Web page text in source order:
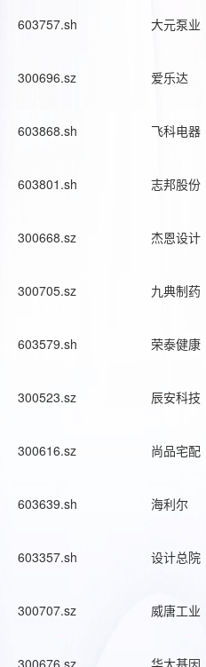
603757.sh 大元泵业
300696.sz 爱乐达
603868.sh 飞科电器
603801.sh 志邦股份
300668.sz 杰恩设计
300705.sz 九典制药
603579.sh 荣泰健康
300523.sz 辰安科技
300616.sz 尚品宅配
603639.sh 海利尔
603357.sh 设计总院
300707.sz 威唐工业
300676.sz 华大基因